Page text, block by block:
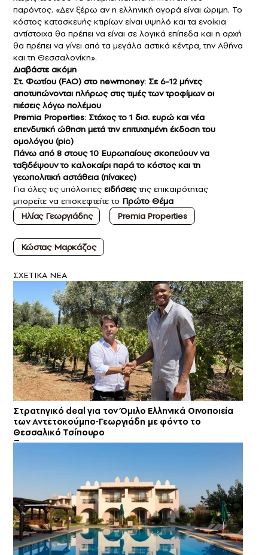
παρόντος. «Δεν ξέρω αν η ελληνική αγορά είναι ώριμη. Το
κόστος κατασκευής κτιρίων είναι υψηλό και τα ενοίκια
αντίστοιχα θα πρέπει να είναι σε λογικά επίπεδα και η αρχή
θα πρέπει να γίνει από τα μεγάλα αστικά κέντρα, την Αθήνα
και τη Θεσσαλονίκη».
Διαβάστε ακόμη
Στ. Φωτίου (FAO) στο newmoney: Σε 6-12 μήνες
αποτυπώνονται πλήρως στις τιμές των τροφίμων οι
πιέσεις λόγω πολέμου
Premia Properties: Στόχος το 1 δισ. ευρώ και νέα
επενδυτική ώθηση μετά την επιτυχημένη έκδοση του
ομολόγου (pic)
Πάνω από 8 στους 10 Ευρωπαίους σκοπεύουν να
ταξιδέψουν το καλοκαίρι παρά το κόστος και τη
γεωπολιτική αστάθεια (πίνακες)
Για όλες τις υπόλοιπες ειδήσειςτης επικαιρότητας
μπορείτε να επισκεφτείτε το Πρώτο Θέμα
Ηλίας Γεωργιάδης
Premia Properties
Κώστας Μαρκάζος
ΣXETIKA NEA
Στρατηγικό deal για τον Όμιλο Ελληνικά Οινοποιεία
των Αντετοκούμπο-Γεωργιάδη με φόντο το
Θεσσαλικό Τσίπουρο